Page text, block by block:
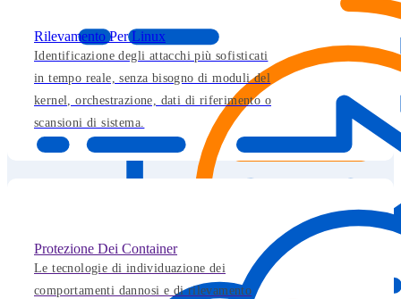
Rilevamento Per Linux
Identificazione degli attacchi più sofisticati
in tempo reale, senza bisogno di moduli del
kernel, orchestrazione, dati di riferimento o
scansioni di sistema.
Protezione Dei Container
Le tecnologie di individuazione dei
comportamenti dannosi e di rilevamento